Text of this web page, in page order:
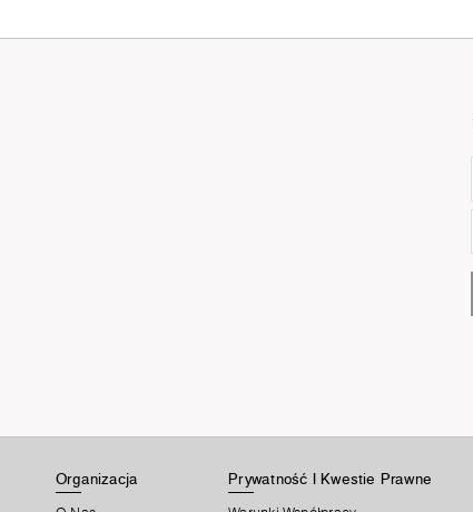
Organizacja Prywatność I Kwestie Prawne